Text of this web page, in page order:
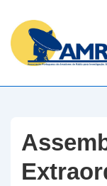
Skip
Content